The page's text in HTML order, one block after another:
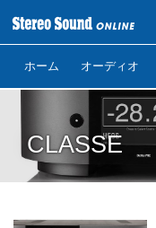
ホーム オーディオ
CLASSE